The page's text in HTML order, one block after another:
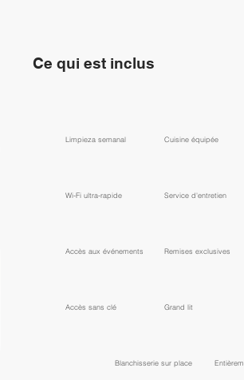
Ce qui est inclus
Limpieza semanal Cuisine équipée
Wi-Fi ultra-rapide Service d'entretien
Accès aux événements Remises exclusives
Accès sans clé Grand lit
Blanchisserie sur place